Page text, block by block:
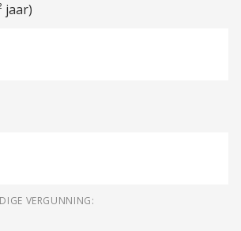
jaar)
VERGUNNING: